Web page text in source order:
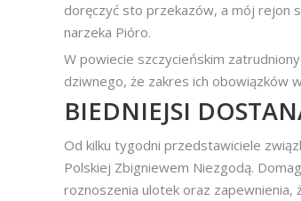
doręczyć sto przekazów, a mój rejon
narzeka Pióro.
W powiecie szczycieńskim
dziwnego, że zakres ich obowiązków
BIEDNIEJSI
Od kilku tygodni przedstawiciele
Polskiej Zbigniewem Niezgodą.
roznoszenia ulotek oraz zapewnienia,